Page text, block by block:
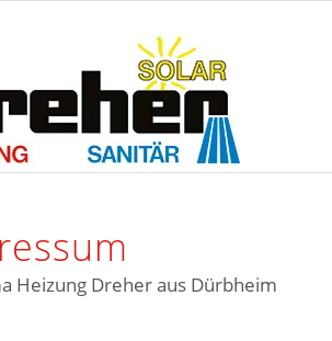
Heizung Dreher aus Dürbheim